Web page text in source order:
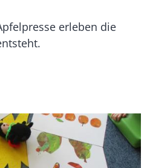
erleben die